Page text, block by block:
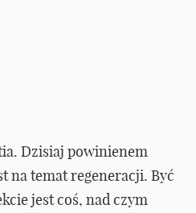
Dzisiaj powinienem
na temat regeneracji. Być
jest coś, nad czym